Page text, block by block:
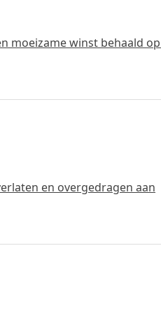
moeizame winst behaald
en overgedragen aan